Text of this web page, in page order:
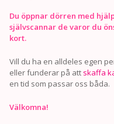
Du öppnar dörren med
självscannar de varor du
kort.
Vill du ha en alldeles egen
eller funderar på att skaffa
en tid som passar oss båda.
Välkomna!